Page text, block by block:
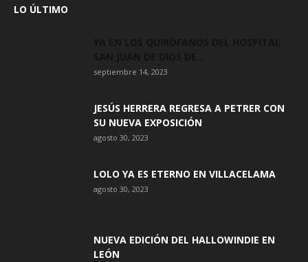
LO ÚLTIMO
septiembre 14, 2023
JESÚS HERRERA REGRESA A PETRER CON
SU NUEVA EXPOSICIÓN
agosto 30, 2023
LOLO YA ES ETERNO EN VILLACELAMA
agosto 30, 2023
NUEVA EDICIÓN DEL HALLOWINDIE EN
LEÓN